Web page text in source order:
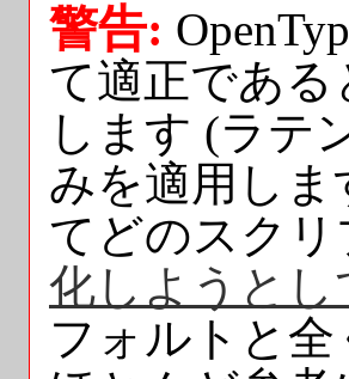
警告:
て適正であ
します (ラテ
みを適用しま
てどのスク
化しようとし
フォルトと